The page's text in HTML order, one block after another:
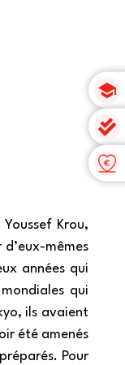
Krou,
mêmes
années qui
qui
ils avaient
été amenés
Pour